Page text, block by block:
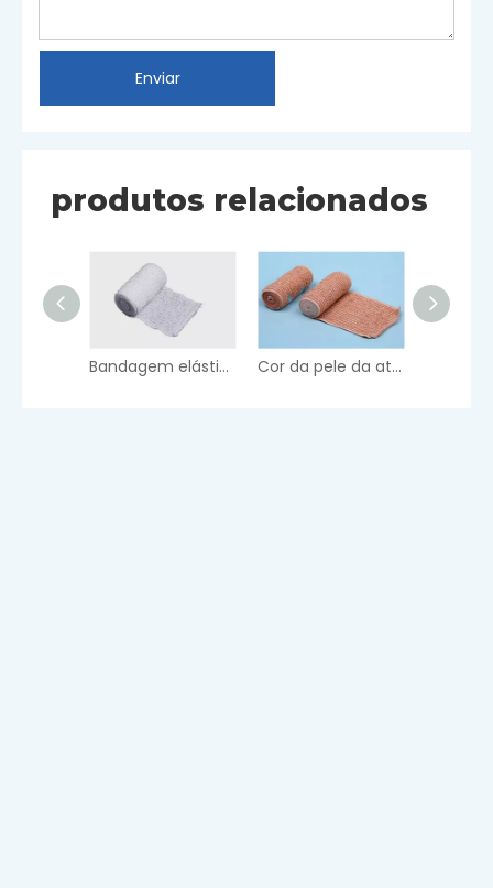
Enviar
produtos relacionados
Bandagem elástica de crepe spandex branqueada Cor da pele da atadura elástica do crepe do Spandex